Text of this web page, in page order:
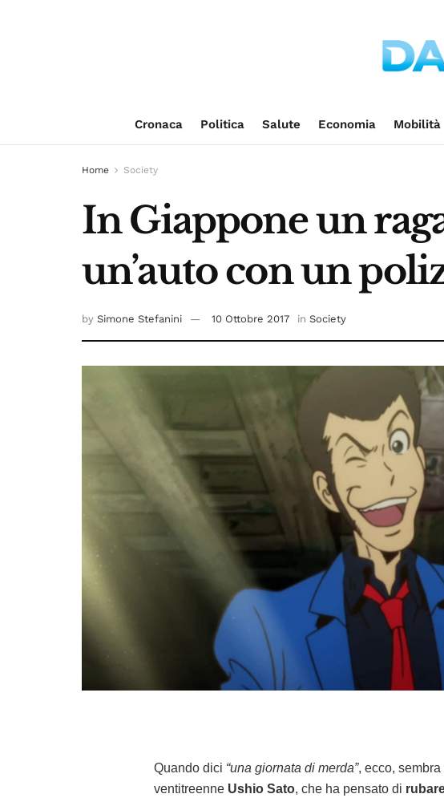
Cronaca Politica Salute Economia Mobilità
Home Society
In Giappone un
un’auto con un
by Simone Stefanini 10 Ottobre 2017 in Society
Quando dici “una giornata di merda”, ecco,
ventitreenne Ushio Sato, che ha pensato di